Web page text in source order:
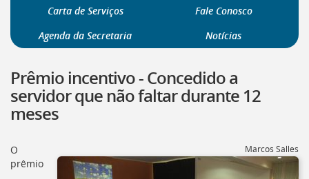
para
a
inicial
Portal
[]
Portal
Carta de Serviços
Fale Conosco
Agenda da Secretaria
Notícias
Prêmio incentivo - Concedido a
servidor que não faltar durante 12
meses
Marcos Salles
O
prêmio